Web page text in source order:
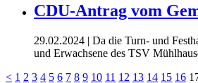
CDU-Antrag vom
29.02.2024 | Da die Turn- und
und Erwachsene des TSV
< 1 2 3 4 5 6 7 8 9 10 11 12 13 14 15 16